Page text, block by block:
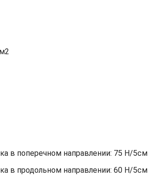
в поперечном направлении: 75 Н/5см
в продольном направлении: 60 Н/5см